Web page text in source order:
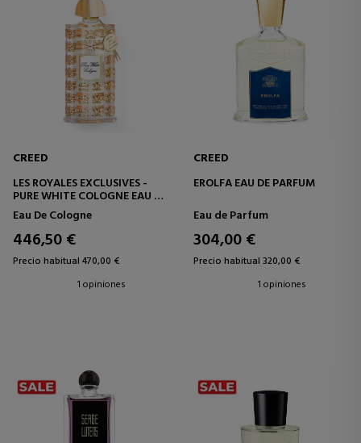
CREED
LES ROYALES EXCLUSIVES -
PURE WHITE COLOGNE EAU DE
COLOGNE
Eau De Cologne
446,50 €
Precio habitual 470,00 €
1 opiniones
CREED
EROLFA EAU DE PARFUM
Eau de Parfum
304,00 €
Precio habitual 320,00 €
1 opiniones